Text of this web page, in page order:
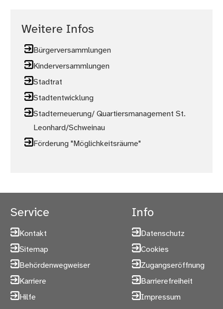
Weitere Infos
Bürgerversammlungen
Kinderversammlungen
Stadtrat
Stadtentwicklung
Stadterneuerung/ Quartiersmanagement St.
Leonhard/Schweinau
Förderung "Möglichkeitsräume"
Service
Kontakt
Sitemap
Behördenwegweiser
Karriere
Hilfe
Info
Datenschutz
Cookies
Zugangseröffnung
Barrierefreiheit
Impressum